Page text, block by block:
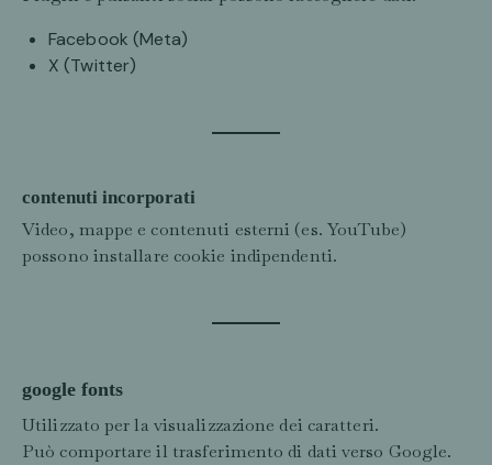
Facebook (Meta)
X (Twitter)
contenuti incorporati
Video, mappe e contenuti esterni (es. YouTube)
possono installare cookie indipendenti.
google fonts
Utilizzato per la visualizzazione dei caratteri.
Può comportare il trasferimento di dati verso Google.